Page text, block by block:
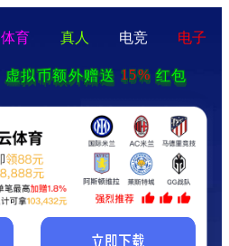
体育 真人 电竞 电子
虚拟币额外赠送 15% 红包